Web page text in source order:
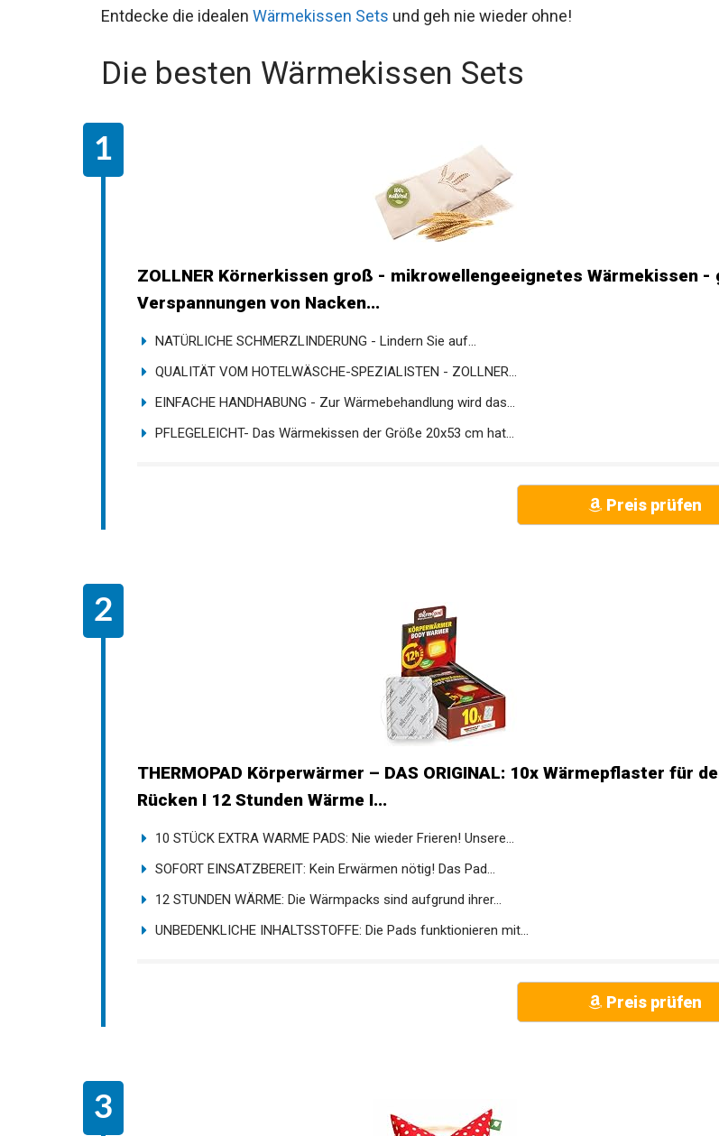
Doch das muss nicht sein!
ZOLLNER Körnerkissen groß - mikrowellengeeignetes Wärmekissen -
gegen Verspannungen von Nacken...
NATÜRLICHE SCHMERZLINDERUNG - Lindern Sie auf...
QUALITÄT VOM HOTELWÄSCHE-SPEZIALISTEN - ZOLLNER...
EINFACHE HANDHABUNG - Zur Wärmebehandlung wird das...
THERMOPAD Körperwärmer – DAS ORIGINAL: 10x Wärmepflaster für den
Rücken I 12 Stunden Wärme I...
10 STÜCK EXTRA WARME PADS: Nie wieder Frieren! Unsere...
SOFORT EINSATZBEREIT: Kein Erwärmen nötig! Das Pad...
12 STUNDEN WÄRME: Die Wärmpacks sind aufgrund ihrer...